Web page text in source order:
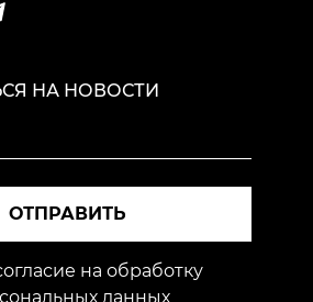
НА НОВОСТИ
ОТПРАВИТЬ
на обработку
данных